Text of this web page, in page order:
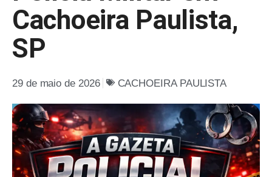
Cachoeira Paulista,
SP
29 de maio de 2026 CACHOEIRA PAULISTA